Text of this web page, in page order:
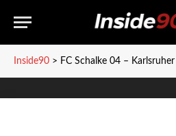
Inside90 > FC Schalke 04 – Karlsruher